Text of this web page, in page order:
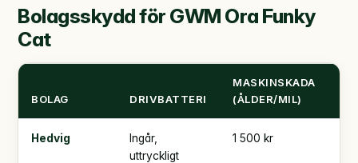
Bolagsskydd för GWM Ora Funky
Cat
BOLAG DRIVBATTERI
MASKINSKADA
(ÅLDER/MIL)
Hedvig
Ingår,
uttryckligt
1 500 kr